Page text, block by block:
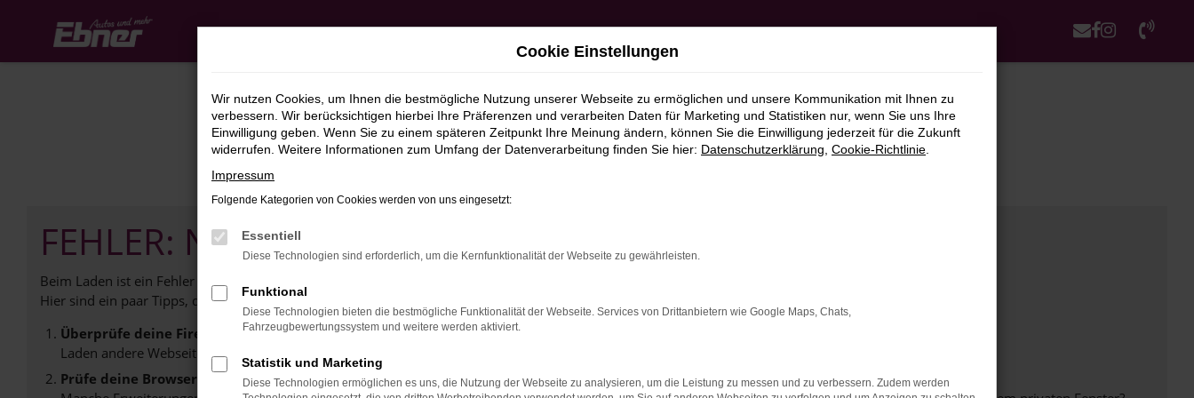
Hauptinhalt
springen
FEHLER: NETWORK ERROR
Beim Laden ist ein Fehler aufgetreten.
Hier sind ein paar Tipps, die dir helfen können:
Überprüfe deine Firewall und deine Internetverbindung.
Laden andere Webseiten, zum Beispiel deine Suchmaschine?
Prüfe deine Browsererweiterungen.
Cookie Einstellungen
Wir nutzen Cookies, um Ihnen die bestmögliche Nutzung unserer Webseite zu ermöglichen und unsere Kommunikation mit Ihnen zu
verbessern. Wir berücksichtigen hierbei Ihre Präferenzen und verarbeiten Daten für Marketing und Statistiken nur, wenn Sie uns Ihre
Einwilligung geben. Wenn Sie zu einem späteren Zeitpunkt Ihre Meinung ändern, können Sie die Einwilligung jederzeit für die Zukunft
widerrufen. Weitere Informationen zum Umfang der Datenverarbeitung finden Sie hier: Datenschutzerklärung Cookie-Richtlinie
Impressum
Folgende Kategorien von Cookies werden von uns eingesetzt:
Essentiell
Diese Technologien sind erforderlich, um die Kernfunktionalität der Webseite zu gewährleisten.
Funktional
Diese Technologien bieten die bestmögliche Funktionalität der Webseite. Services von Drittanbietern wie Google Maps, Chats,
Fahrzeugbewertungssystem und weitere werden aktiviert.
Statistik und Marketing
Diese Technologien ermöglichen es uns, die Nutzung der Webseite zu analysieren, um die Leistung zu messen und zu verbessern. Zudem werden